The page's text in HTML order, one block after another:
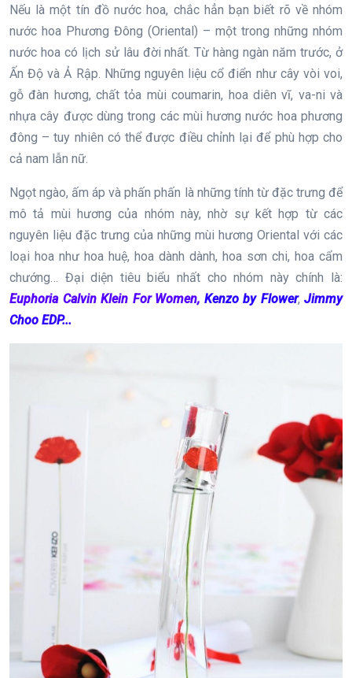
Nếu là một tín đồ nước hoa, chắc hẳn bạn biết rõ về nhóm
nước hoa Phương Đông (Oriental) – một trong những nhóm
nước hoa có lịch sử lâu đời nhất. Từ hàng ngàn năm trước, ở
Ấn Độ và Ả Rập. Những nguyên liệu cổ điển như cây vòi voi,
gỗ đàn hương, chất tỏa mùi coumarin, hoa diên vĩ, va-ni và
nhựa cây được dùng trong các mùi hương nước hoa phương
đông – tuy nhiên có thể được điều chỉnh lại để phù hợp cho
cả nam lẫn nữ.
Ngọt ngào, ấm áp và phấn phấn là những tính từ đặc trưng để
mô tả mùi hương của nhóm này, nhờ sự kết hợp từ các
nguyên liệu đặc trưng của những mùi hương Oriental với các
loại hoa như hoa huệ, hoa dành dành, hoa sơn chi, hoa cẩm
chướng… Đại diện tiêu biểu nhất cho nhóm này chính là:
Euphoria Calvin Klein For Women, Kenzo by Flower, Jimmy
Choo EDP...